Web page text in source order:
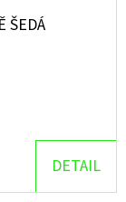
ŠEDÁ
DETAIL